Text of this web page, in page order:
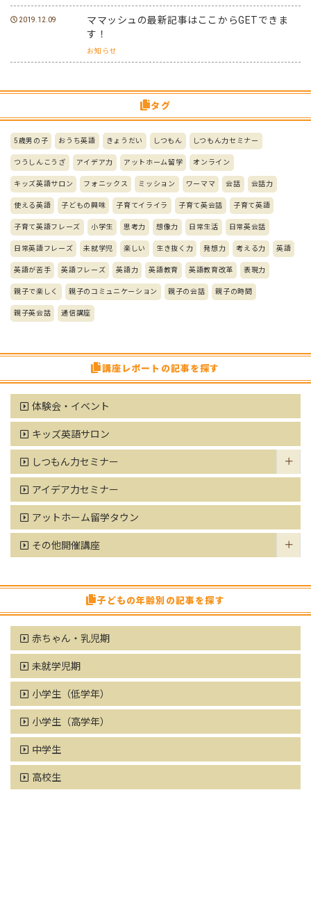
2019.12.09
ママッシュの最新記事はここからGETできま
す！
お知らせ
タグ
5歳男の子 おうち英語 きょうだい しつもん しつもん力セミナー
つうしんこうざ アイデア力 アットホーム留学 オンライン
キッズ英語サロン フォニックス ミッション ワーママ 会話 会話力
使える英語 子どもの興味 子育てイライラ 子育て英会話 子育て英語
子育て英語フレーズ 小学生 思考力 想像力 日常生活 日常英会話
日常英語フレーズ 未就学児 楽しい 生き抜く力 発想力 考える力 英語
英語が苦手 英語フレーズ 英語力 英語教育 英語教育改革 表現力
親子で楽しく 親子のコミュニケーション 親子の会話 親子の時間
親子英会話 通信講座
講座レポートの記事を探す
体験会・イベント
キッズ英語サロン
しつもん力セミナー
アイデア力セミナー
アットホーム留学タウン
その他開催講座
子どもの年齢別の記事を探す
赤ちゃん・乳児期
未就学児期
小学生（低学年）
小学生（高学年）
中学生
高校生